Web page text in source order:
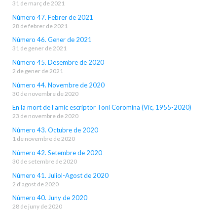
31 de març de 2021
Número 47. Febrer de 2021
28 de febrer de 2021
Número 46. Gener de 2021
31 de gener de 2021
Número 45. Desembre de 2020
2 de gener de 2021
Número 44. Novembre de 2020
30 de novembre de 2020
En la mort de l’amic escriptor Toni Coromina (Vic, 1955-2020)
23 de novembre de 2020
Número 43. Octubre de 2020
1 de novembre de 2020
Número 42. Setembre de 2020
30 de setembre de 2020
Número 41. Juliol-Agost de 2020
2 d'agost de 2020
Número 40. Juny de 2020
28 de juny de 2020